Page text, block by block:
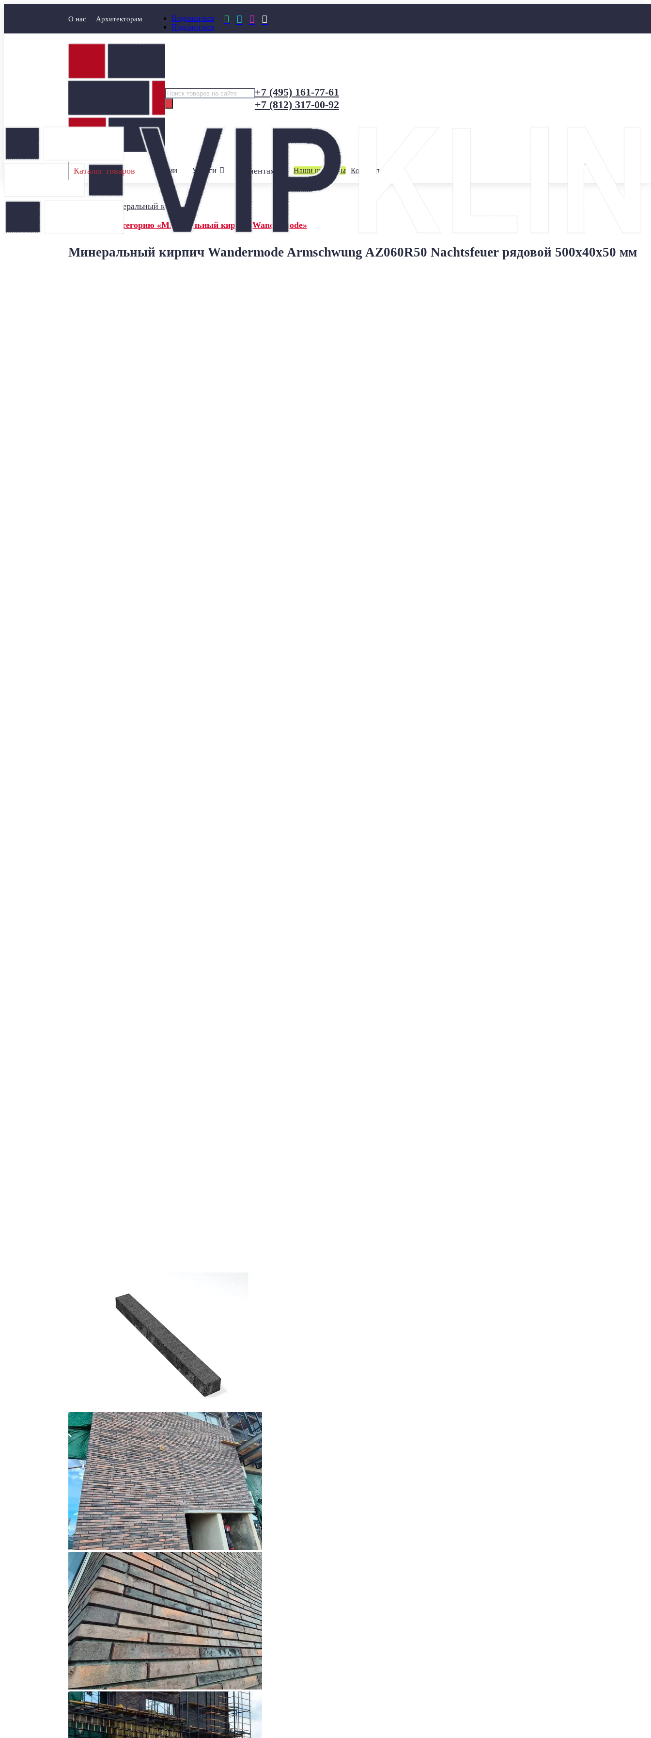
О нас Архитекторам
Подписаться
Подписаться
   
Поиск
товаров
+7 (495) 161-77-61
+7 (812) 317-00-92
Каталог товаров Акции Услуги Клиентам Наши шоурумы Контакты
Минеральный кирпич
← Назад в категорию «Минеральный кирпич Wandermode»
Минеральный кирпич Wandermode Armschwung AZ060R50 Nachtsfeuer рядовой 500x40x50 мм